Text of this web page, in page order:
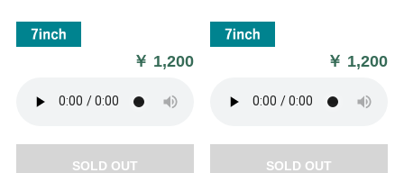
￥ 1,200
SOLD OUT
￥ 1,200
SOLD OUT